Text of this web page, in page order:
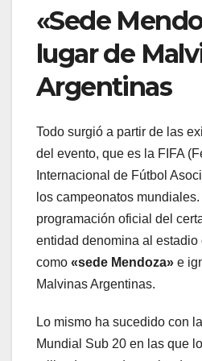
«Sede
lugar de
Argentinas
Todo surgió a partir de las
del evento, que es la FIFA
Internacional de Fútbol
los campeonatos
programación oficial del
entidad denomina al estadio
como «sede Mendoza» e
Malvinas Argentinas.
Lo mismo ha sucedido con
Mundial Sub 20 en las que